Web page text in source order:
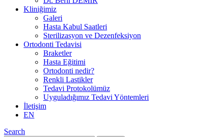
Kliniğimiz
Galeri
Hasta Kabul Saatleri
Sterilizasyon ve Dezenfeksiyon
Ortodonti Tedavisi
Braketler
Hasta Eğitimi
Ortodonti nedir?
Renkli Lastikler
Tedavi Protokolümüz
Uyguladığımız Tedavi Yöntemleri
İletişim
EN
Search